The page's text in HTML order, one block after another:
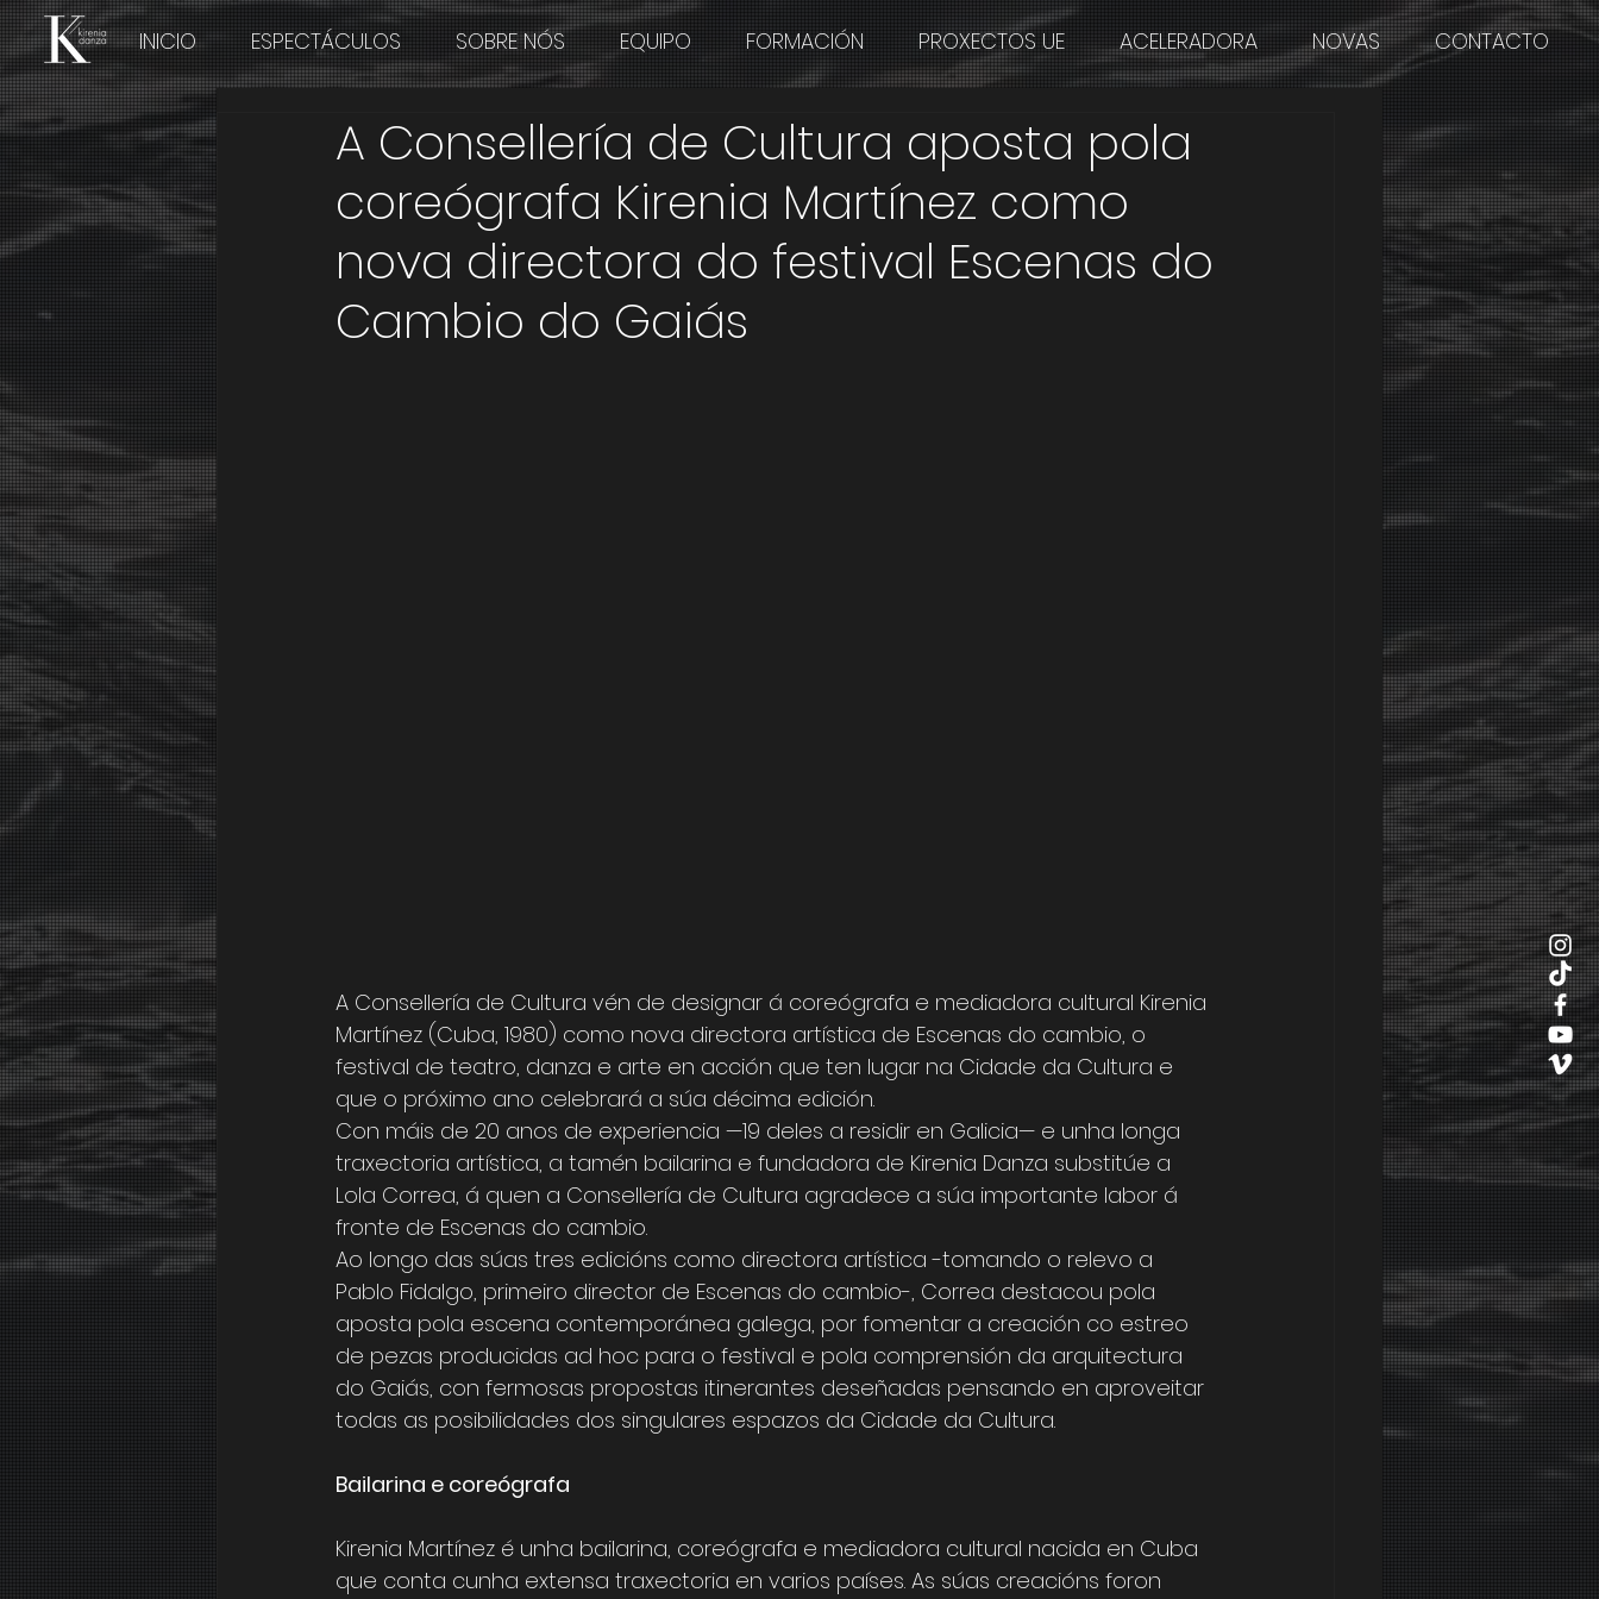
INICIO ESPECTÁCULOS SOBRE NÓS EQUIPO FORMACIÓN PROXECTOS UE ACELERADORA NOVAS CONTACTO
A Consellería de Cultura aposta pola
coreógrafa Kirenia Martínez como
nova directora do festival Escenas do
Cambio do Gaiás
A Consellería de Cultura vén de designar á coreógrafa e mediadora cultural Kirenia
Martínez (Cuba, 1980) como nova directora artística de Escenas do cambio, o
festival de teatro, danza e arte en acción que ten lugar na Cidade da Cultura e
que o próximo ano celebrará a súa décima edición.
Con máis de 20 anos de experiencia —19 deles a residir en Galicia— e unha longa
traxectoria artística, a tamén bailarina e fundadora de Kirenia Danza substitúe a
Lola Correa, á quen a Consellería de Cultura agradece a súa importante labor á
fronte de Escenas do cambio.
Ao longo das súas tres edicións como directora artística -tomando o relevo a
Pablo Fidalgo, primeiro director de Escenas do cambio-, Correa destacou pola
aposta pola escena contemporánea galega, por fomentar a creación co estreo
de pezas producidas ad hoc para o festival e pola comprensión da arquitectura
do Gaiás, con fermosas propostas itinerantes deseñadas pensando en aproveitar
todas as posibilidades dos singulares espazos da Cidade da Cultura.
Bailarina e coreógrafa
Kirenia Martínez é unha bailarina, coreógrafa e mediadora cultural nacida en Cuba
que conta cunha extensa traxectoria en varios países. As súas creacións foron